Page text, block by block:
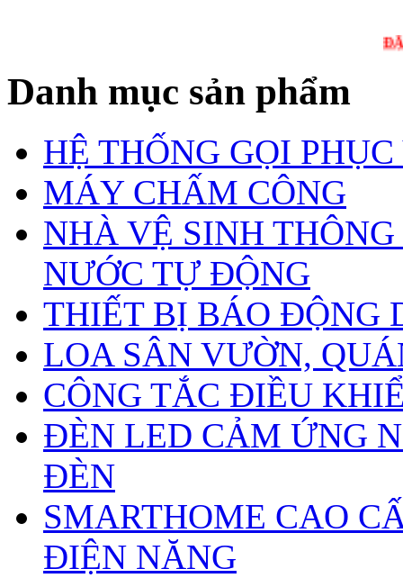
ĐẶT
Danh mục sản phẩm
HỆ THỐNG GỌI
MÁY CHẤM CÔNG
NHÀ VỆ SINH
NƯỚC TỰ ĐỘNG
THIẾT BỊ BÁO ĐỘNG
LOA SÂN VƯỜN,
CÔNG TẮC ĐIỀU
ĐÈN LED CẢM ỨNG
ĐÈN
SMARTHOME CAO
ĐIỆN NĂNG